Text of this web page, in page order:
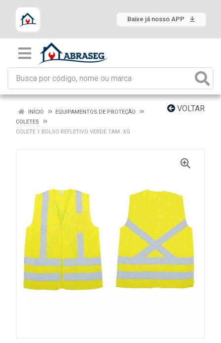
Baixe já nosso APP
VOLTAR
INÍCIO
EQUIPAMENTOS DE PROTEÇÃO
COLETES
COLETE 1 BOLSO REFLETIVO VERDE TAM. XG